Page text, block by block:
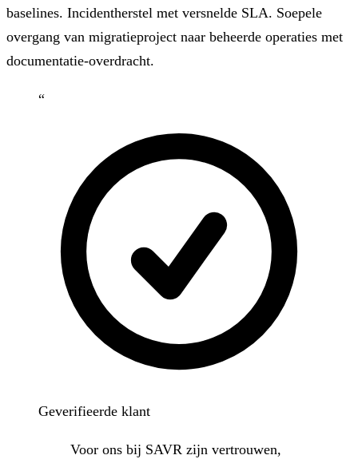
baselines. Incidentherstel met versnelde SLA. Soepele
overgang van migratieproject naar beheerde operaties met
documentatie-overdracht.
“
Geverifieerde klant
Voor ons bij SAVR zijn vertrouwen,